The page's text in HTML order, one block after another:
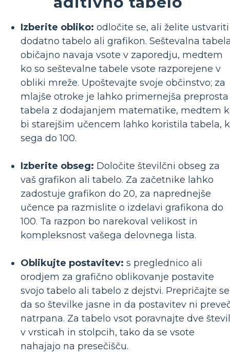
Izberite obliko: odločite se, ali želite ustvariti
dodatno tabelo ali grafikon. Seštevalna
običajno navaja vsote v zaporedju, medtem
ko so seštevalne tabele vsote razporejene v
obliki mreže. Upoštevajte svoje občinstvo; za
mlajše otroke je lahko primernejša preprosta
tabela z dodajanjem matematike, medtem
bi starejšim učencem lahko koristila tabela,
sega do 100.
Izberite obseg: Določite številčni obseg za
vaš grafikon ali tabelo. Za začetnike lahko
zadostuje grafikon do 20, za naprednejše
učence pa razmislite o izdelavi grafikona do
100. Ta razpon bo narekoval velikost in
kompleksnost vašega delovnega lista.
Oblikujte postavitev: s preglednico ali
orodjem za grafično oblikovanje postavite
svojo tabelo ali tabelo z dejstvi. Prepričajte
da so številke jasne in da postavitev ni
natrpana. Za tabelo vsot poravnajte dve
v vrsticah in stolpcih, tako da se vsote
nahajajo na presečišču.